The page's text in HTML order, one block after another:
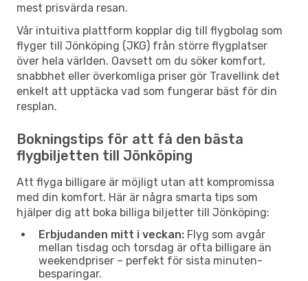
mest prisvärda resan.
Vår intuitiva plattform kopplar dig till flygbolag som
flyger till Jönköping (JKG) från större flygplatser
över hela världen. Oavsett om du söker komfort,
snabbhet eller överkomliga priser gör Travellink det
enkelt att upptäcka vad som fungerar bäst för din
resplan.
Bokningstips för att få den bästa
flygbiljetten till Jönköping
Att flyga billigare är möjligt utan att kompromissa
med din komfort. Här är några smarta tips som
hjälper dig att boka billiga biljetter till Jönköping:
Erbjudanden mitt i veckan: Flyg som avgår
mellan tisdag och torsdag är ofta billigare än
weekendpriser – perfekt för sista minuten-
besparingar.